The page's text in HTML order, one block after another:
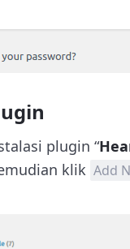
plugin “
klik Add